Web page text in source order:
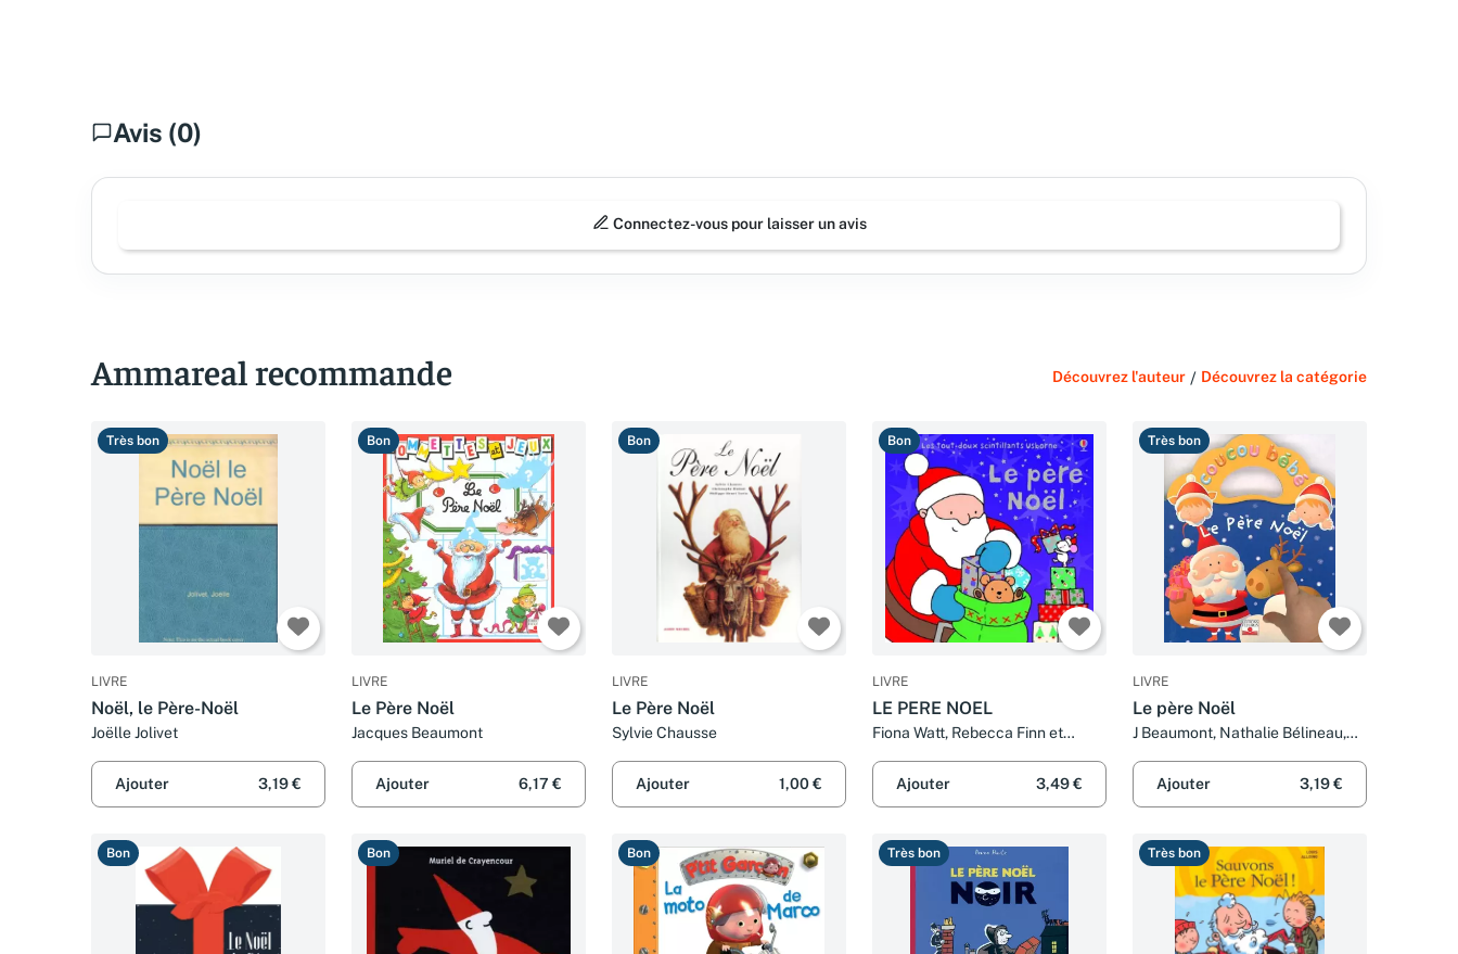
Avis (0)
Connectez-vous pour laisser un avis
Ammareal recommande Découvrez l'auteur / Découvrez la catégorie
Très bon
LIVRE
Noël, le Père-Noël
Joëlle Jolivet
Ajouter 3,19 €
Bon
LIVRE
Le Père Noël
Jacques Beaumont
Ajouter 6,17 €
Bon
LIVRE
Le Père Noël
Sylvie Chausse
Ajouter 1,00 €
Bon
LIVRE
LE PERE NOEL
Fiona Watt, Rebecca Finn et
Ajouter
3,49 €
Très bon
LIVRE
Le père Noël
J Beaumont, Nathalie Bélineau,
Ajouter
3,19 €
Bon Bon Bon Très bon Très bon